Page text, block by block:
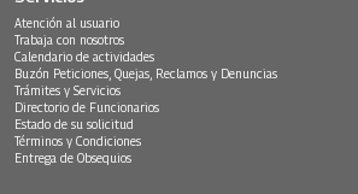
Atención al usuario
Trabaja con nosotros
Calendario de actividades
Buzón Peticiones, Quejas, Reclamos y Denuncias
Trámites y Servicios
Directorio de Funcionarios
Estado de su solicitud
Términos y Condiciones
Entrega de Obsequios